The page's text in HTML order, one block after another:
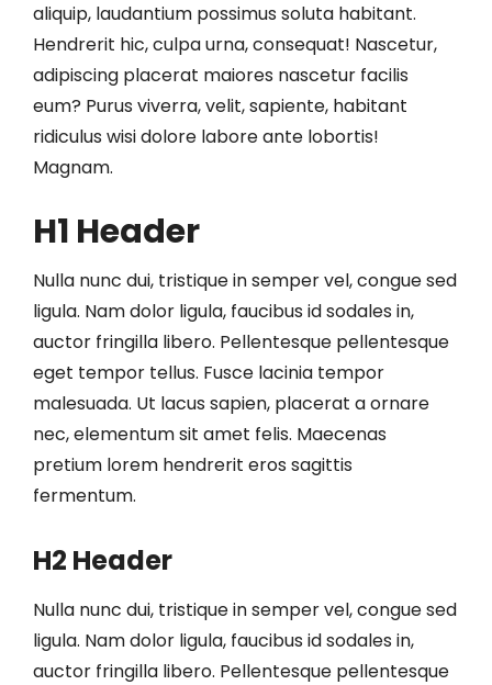
aliquip, laudantium possimus soluta habitant.
Hendrerit hic, culpa urna, consequat! Nascetur,
adipiscing placerat maiores nascetur facilis
eum? Purus viverra, velit, sapiente, habitant
ridiculus wisi dolore labore ante lobortis!
Magnam.
H1 Header
Nulla nunc dui, tristique in semper vel, congue sed
ligula. Nam dolor ligula, faucibus id sodales in,
auctor fringilla libero. Pellentesque pellentesque
eget tempor tellus. Fusce lacinia tempor
malesuada. Ut lacus sapien, placerat a ornare
nec, elementum sit amet felis. Maecenas
pretium lorem hendrerit eros sagittis
fermentum.
H2 Header
Nulla nunc dui, tristique in semper vel, congue sed
ligula. Nam dolor ligula, faucibus id sodales in,
auctor fringilla libero. Pellentesque pellentesque